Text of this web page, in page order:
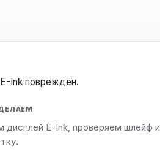
Ink повреждён.
дисплей E-Ink, проверяем шлейф и